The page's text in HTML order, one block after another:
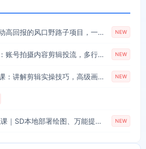
橡木计划，小投入撬动高回报的风口野路子项目，一天投入2小时左右 NEW
六边形短视频系统课：账号拍摄内容剪辑投流，多行业案例拆解打造长效爆款账号 NEW
短视频投流剪辑精品课：讲解剪辑实操技巧，高级画面质感助力作品投流放大曝光 NEW
AIGC全民通用AI实战课｜SD本地部署绘图、万能提示词、AI办公提效、自媒体爆款选题全维度零基础教程 NEW